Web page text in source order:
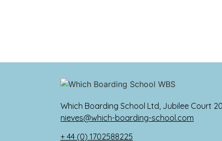
Which Boarding School Ltd, Jubilee Court
nieves@which-boarding-school.com
+ 44 (0) 1702588225